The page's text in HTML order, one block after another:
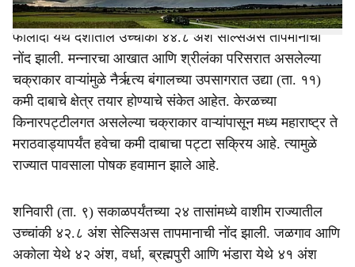
शनिवारी (ता. ९) सकाळपर्यंतच्या २४ तासांमध्ये राजस्थानातील
फालोदी येथे देशातील उच्चांकी ४४.८ अंश सेल्सिअस तापमानाची
नोंद झाली. मन्नारचा आखात आणि श्रीलंका परिसरात असलेल्या
चक्राकार वाऱ्यांमुळे नैर्ऋत्य बंगालच्या उपसागरात उद्या (ता. ११)
कमी दाबाचे क्षेत्र तयार होण्याचे संकेत आहेत. केरळच्या
किनारपट्टीलगत असलेल्या चक्राकार वाऱ्यांपासून मध्य महाराष्ट्र ते
मराठवाड्यापर्यंत हवेचा कमी दाबाचा पट्टा सक्रिय आहे. त्यामुळे
राज्यात पावसाला पोषक हवामान झाले आहे.
शनिवारी (ता. ९) सकाळपर्यंतच्या २४ तासांमध्ये वाशीम राज्यातील
उच्चांकी ४२.८ अंश सेल्सिअस तापमानाची नोंद झाली. जळगाव आणि
अकोला येथे ४२ अंश, वर्धा, ब्रह्मपुरी आणि भंडारा येथे ४१ अंश